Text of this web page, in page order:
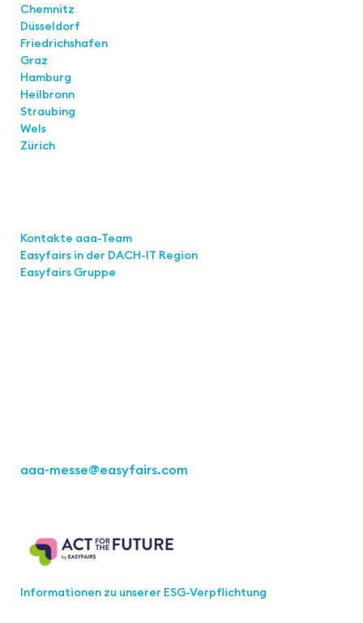
Chemnitz
Düsseldorf
Friedrichshafen
Graz
Hamburg
Heilbronn
Straubing
Wels
Zürich
Kontakte aaa-Team
Easyfairs in der DACH-IT Region
Easyfairs Gruppe
aaa-messe@easyfairs.com
Informationen zu unserer ESG-Verpflichtung